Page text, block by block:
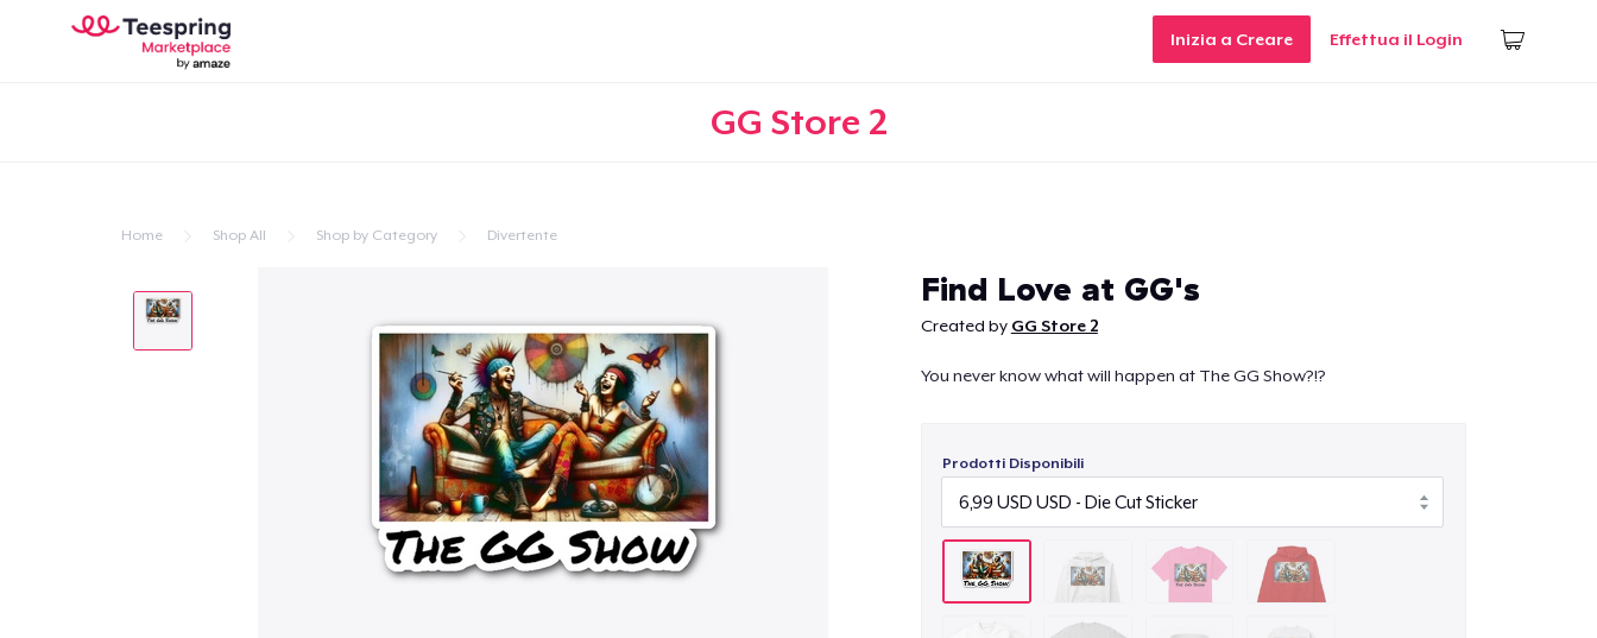
Inizia a Creare Effettua il Login
GG Store 2
Home Shop All Shop by Category Divertente
Find Love at GG's
Created by GG Store 2
You never know what will happen at The GG Show?!?
Prodotti Disponibili